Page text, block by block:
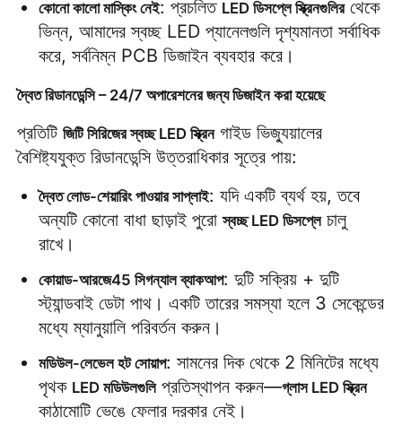
একটি উদ্ধৃতি অনুরোধ করুন
LED ভিডিও ওয়াল ডিসপ্লে
এলইডি ডিসপ্লে স্ক্রিন
কনসার্টের নেতৃত্বাধীন স্ক্রিন
স্টেজ এলইডি স্ক্রিন ভাড়া
সিওবি এলইডি ভিডিও প্রাচীর
স্বচ্ছ এলইডি প্রদর্শন
কোনো কালো মাস্কিং নেই: প্রচলিত LED ডিসপ্লে স্ক্রিনগুলির থেকে
ভিন্ন, আমাদের স্বচ্ছ LED প্যানেলগুলি দৃশ্যমানতা সর্বাধিক
করে, সর্বনিম্ন PCB ডিজাইন ব্যবহার করে।
দ্বৈত রিডানডেন্সি – 24/7 অপারেশনের জন্য ডিজাইন করা হয়েছে
প্রতিটি জিটি সিরিজের স্বচ্ছ LED স্ক্রিন গাইড ভিজ্যুয়ালের
বৈশিষ্ট্যযুক্ত রিডানডেন্সি উত্তরাধিকার সূত্রে পায়:
দ্বৈত লোড-শেয়ারিং পাওয়ার সাপ্লাই: যদি একটি ব্যর্থ হয়, তবে
অন্যটি কোনো বাধা ছাড়াই পুরো স্বচ্ছ LED ডিসপ্লে চালু
রাখে।
কোয়াড-আরজে45 সিগন্যাল ব্যাকআপ: দুটি সক্রিয় + দুটি
স্ট্যান্ডবাই ডেটা পাথ। একটি তারের সমস্যা হলে 3 সেকেন্ডের
মধ্যে ম্যানুয়ালি পরিবর্তন করুন।
মডিউল-লেভেল হট সোয়াপ: সামনের দিক থেকে 2 মিনিটের মধ্যে
পৃথক LED মডিউলগুলি প্রতিস্থাপন করুন—গ্লাস LED স্ক্রিন
কাঠামোটি ভেঙে ফেলার দরকার নেই।